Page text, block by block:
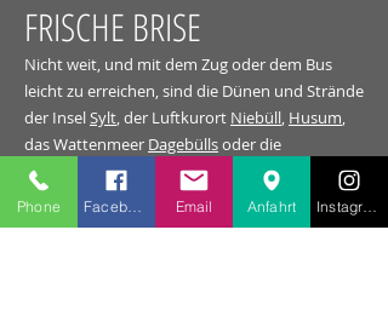
FRISCHE BRISE
Nicht weit, und mit dem Zug oder dem Bus
leicht zu erreichen, sind die Dünen und Strände
der InselSylt, der Luftkurort Niebüll, Husum,
das Wattenmeer Dagebüllsoder die
nördlichste GroßstadtFlensburg
Ausserdem ist die Grenze Dänemarks nur
Phone Email Anfahrt